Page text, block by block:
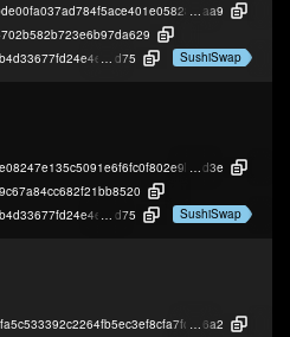
aa9
d75 SushiSwap
d3e
d75 SushiSwap
6a2